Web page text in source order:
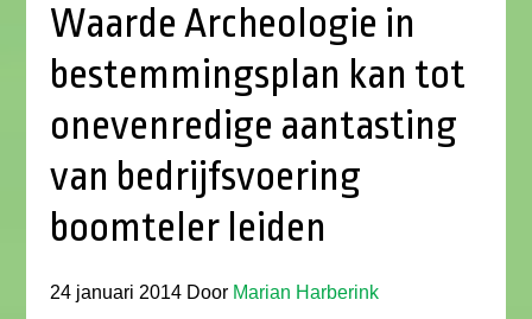
Waarde Archeologie in
bestemmingsplan kan tot
onevenredige aantasting
van bedrijfsvoering
boomteler leiden
24 januari 2014 Door Marian Harberink